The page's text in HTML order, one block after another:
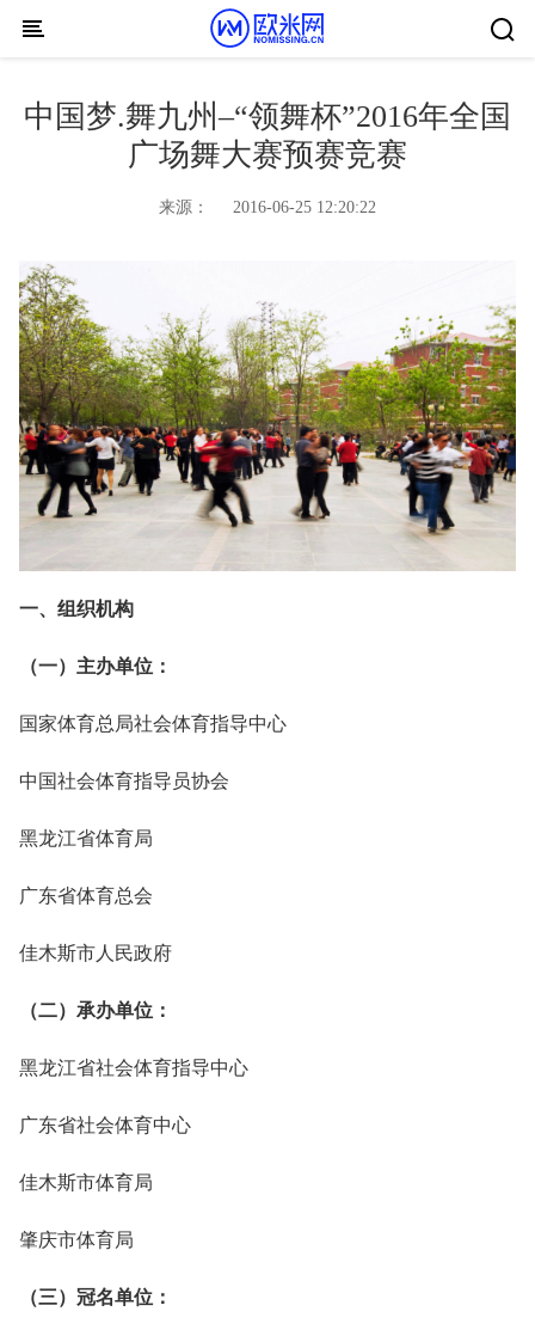
Skip to content
中国梦.舞九州–“领舞杯”2016年全国
广场舞大赛预赛竞赛
来源： 2016-06-25 12:20:22
一、组织机构
（一）主办单位：
国家体育总局社会体育指导中心
中国社会体育指导员协会
黑龙江省体育局
广东省体育总会
佳木斯市人民政府
（二）承办单位：
黑龙江省社会体育指导中心
广东省社会体育中心
佳木斯市体育局
肇庆市体育局
（三）冠名单位：